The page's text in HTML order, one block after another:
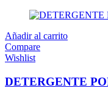
Añadir al carrito
Compare
Wishlist
DETERGENTE